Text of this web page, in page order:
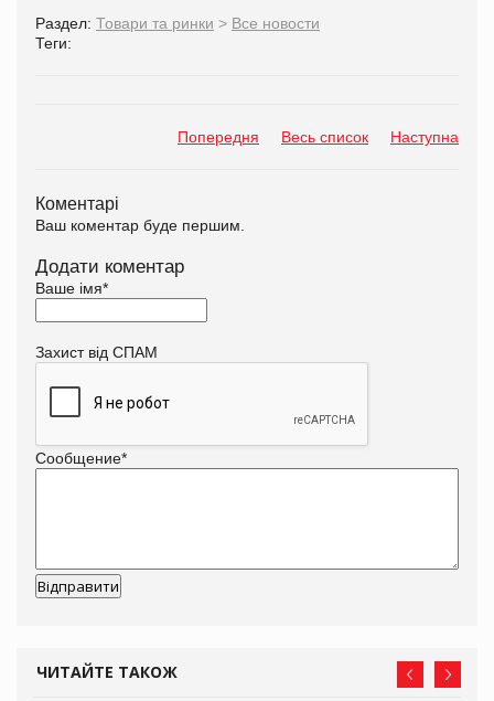
Раздел: Товари та ринки > Все новости
Теги:
Попередня Весь список Наступна
Коментарі
Ваш коментар буде першим.
Додати коментар
Ваше імя*
Захист від СПАМ
Сообщение*
ЧИТАЙТЕ ТАКОЖ